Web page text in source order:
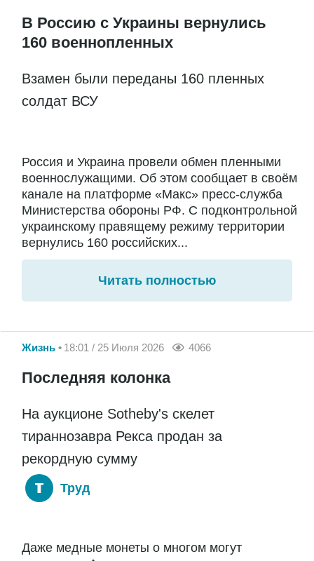
В Россию с Украины вернулись
160 военнопленных
Взамен были переданы 160 пленных
солдат ВСУ
Россия и Украина провели обмен пленными
военнослужащими. Об этом сообщает в своём
канале на платформе «Макс» пресс-служба
Министерства обороны РФ. С подконтрольной
украинскому правящему режиму территории
вернулись 160 российских...
Читать полностью
Жизнь 18:01 / 25 Июля 2026 4066
Последняя колонка
На аукционе Sotheby's скелет
тираннозавра Рекса продан за
рекордную сумму
Труд
Даже медные монеты о многом могут